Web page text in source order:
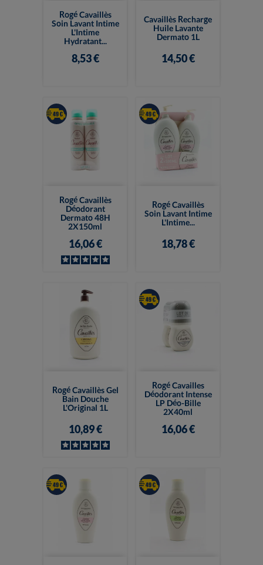
Rogé Cavaillès
Soin Lavant Intime
L'Intime
Hydratant...
8,53 €
Cavaillès Recharge
Huile Lavante
Dermato 1L
14,50 €
Rogé Cavaillès
Déodorant
Dermato 48H
2X150ml
16,06 €
Rogé Cavaillès
Soin Lavant Intime
L'Intime...
18,78 €
Rogé Cavaillès Gel
Bain Douche
L'Original 1L
10,89 €
Rogé Cavailles
Déodorant Intense
LP Déo-Bille
2X40ml
16,06 €